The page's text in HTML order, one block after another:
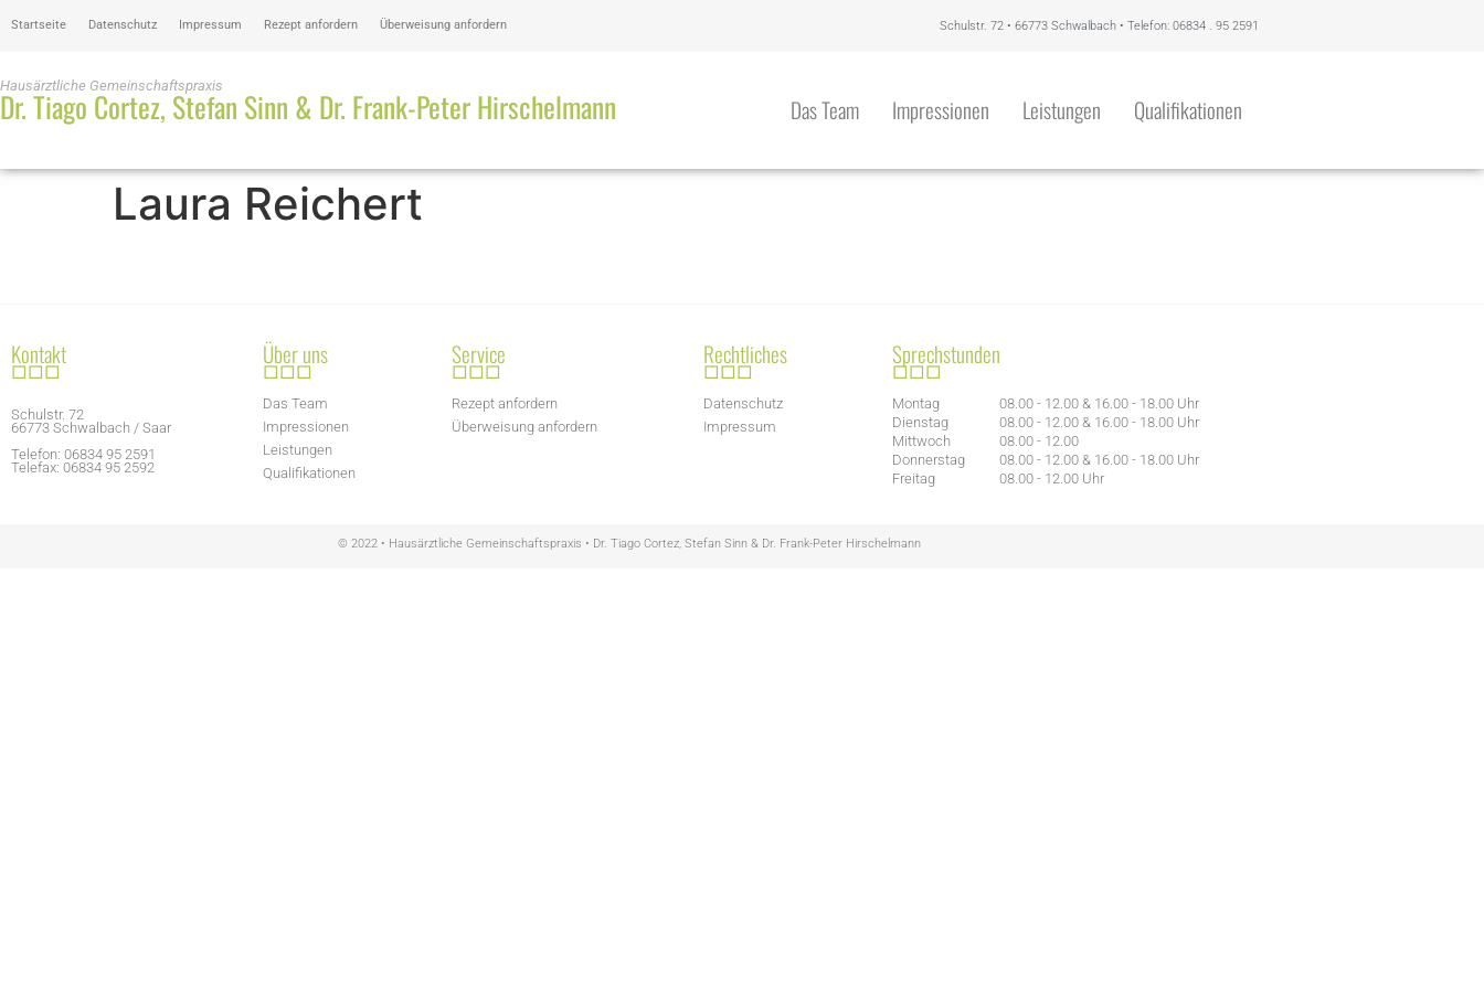
Startseite Datenschutz Impressum Rezept anfordern Überweisung anfordern Schulstr. 72 • 66773 Schwalbach • Telefon: 06834 . 95 2591
Hausärztliche Gemeinschaftspraxis
Dr. Tiago Cortez, Stefan Sinn & Dr. Frank-Peter Hirschelmann Das Team Impressionen Leistungen Qualifikationen
Laura Reichert
Kontakt
□□□
Schulstr. 72
66773 Schwalbach / Saar
Telefon: 06834 95 2591
Telefax: 06834 95 2592
Über uns
□□□
Das Team
Impressionen
Leistungen
Qualifikationen
Service
□□□
Rezept anfordern
Überweisung anfordern
Rechtliches
□□□
Datenschutz
Impressum
Sprechstunden
□□□
Montag
08.00 - 12.00 & 16.00 - 18.00 Uhr
Dienstag
08.00 - 12.00 & 16.00 - 18.00 Uhr
Mittwoch
08.00 - 12.00
Donnerstag
08.00 - 12.00 & 16.00 - 18.00 Uhr
Freitag
08.00 - 12.00 Uhr
© 2022 • Hausärztliche Gemeinschaftspraxis • Dr. Tiago Cortez, Stefan Sinn & Dr. Frank-Peter Hirschelmann